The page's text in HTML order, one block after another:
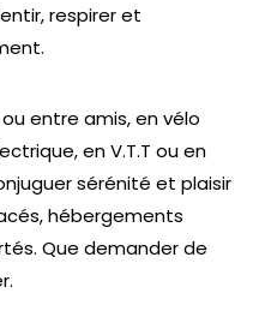
respirer et
entre amis, en vélo
en V.T.T ou en
sérénité et plaisir
hébergements
Que demander de